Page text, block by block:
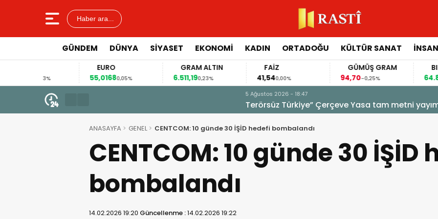
Haber ara...
GÜNDEM DÜNYA SİYASET EKONOMİ KADIN ORTADOĞU KÜLTÜR SANAT
0,05%
GRAM ALTIN
0,23% 0,00%
GÜMÜŞ GRAM
-0,25%
BITCOIN
64.819,00
Terörsüz Türkiye” Çerçeve Yasa tam metni yayımlandı! 12 Madde neleri kapsıyor?
ANASAYFA GENEL CENTCOM: 10 günde 30 İŞİD hedefi bombalandı
CENTCOM: 10 günde 30 İŞİD
bombalandı
14.02.2026 19:20 Güncellenme :14.02.2026 19:22